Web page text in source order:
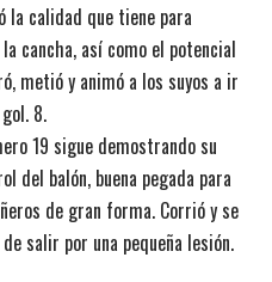
la calidad que tiene para
cancha, así como el potencial
metió y animó a los suyos a ir
8.
19 sigue demostrando su
del balón, buena pegada para
de gran forma. Corrió y se
salir por una pequeña lesión.